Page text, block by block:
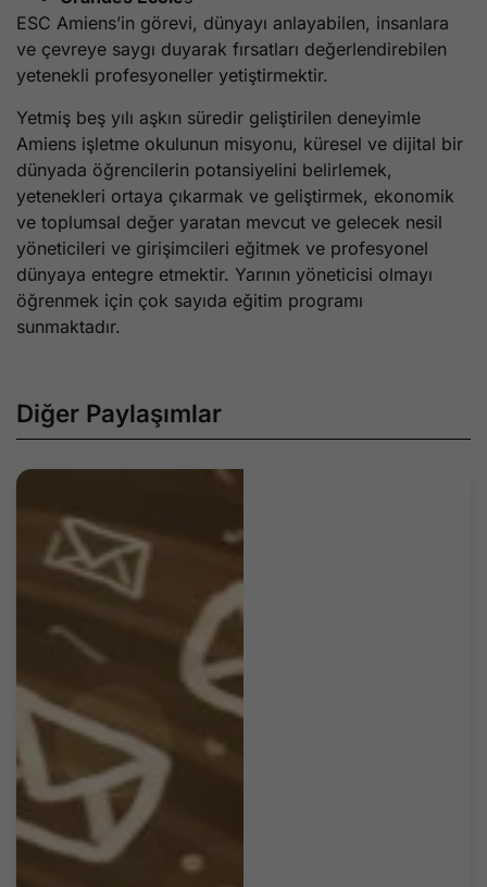
ESC Amiens’in görevi, dünyayı anlayabilen, insanlara
ve çevreye saygı duyarak fırsatları değerlendirebilen
yetenekli profesyoneller yetiştirmektir.
Yetmiş beş yılı aşkın süredir geliştirilen deneyimle
Amiens işletme okulunun misyonu, küresel ve dijital bir
dünyada öğrencilerin potansiyelini belirlemek,
yetenekleri ortaya çıkarmak ve geliştirmek, ekonomik
ve toplumsal değer yaratan mevcut ve gelecek nesil
yöneticileri ve girişimcileri eğitmek ve profesyonel
dünyaya entegre etmektir. Yarının yöneticisi olmayı
öğrenmek için çok sayıda eğitim programı
sunmaktadır.
Diğer Paylaşımlar